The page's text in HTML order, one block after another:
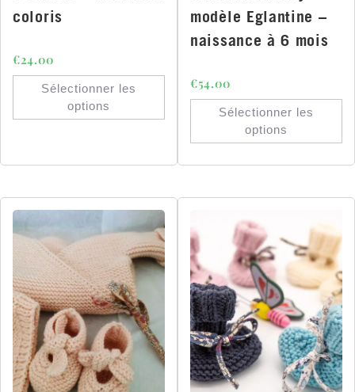
coloris
€24.00
Sélectionner les
options
modèle Eglantine –
naissance à 6 mois
€54.00
Sélectionner les
options